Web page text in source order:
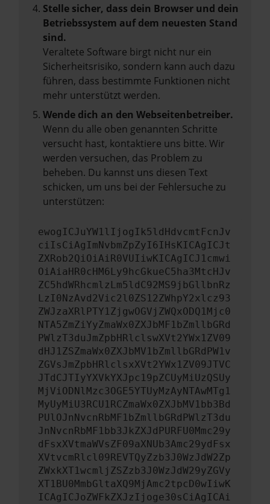
Stelle sicher, dass dein Browser und dein
Betriebssystem auf dem neuesten Stand
sind.
Veraltete Software birgt nicht nur ein
Sicherheitsrisiko, sondern kann auch dazu
führen, dass bestimmte Funktionen nicht
mehr unterstützt werden.
Wende dich an den Webseitenbetreiber.
Wenn du alle oben genannten Schritte
versucht hast, kontaktiere uns bitte. Wir
werden versuchen, das Problem zu
beheben. Du kannst uns diesen Text
schicken, um uns bei der Fehlersuche zu
unterstützen:
ewogICJuYW1lIjogIk5ldHdvcmtFcnJv
ciIsCiAgImNvbmZpZyI6IHsKICAgICJt
ZXRob2QiOiAiR0VUIiwKICAgICJ1cmwi
OiAiaHR0cHM6Ly9hcGkueC5ha3MtcHJv
ZC5hdWRhcmlzLm5ldC92MS9jbGllbnRz
LzI0NzAvd2Vic2l0ZS12ZWhpY2xlcz93
ZWJzaXRlPTY1ZjgwOGVjZWQxODQ1Mjc0
NTA5ZmZiYyZmaWx0ZXJbMF1bZmllbGRd
PWlzT3duJmZpbHRlclswXVt2YWx1ZV09
dHJ1ZSZmaWx0ZXJbMV1bZmllbGRdPW1v
ZGVsJmZpbHRlclsxXVt2YWx1ZV09JTVC
JTdCJTIyYXVkYXJpc19pZCUyMiUzQSUy
MjViODNlMzc3OGE5YTUyMzAyNTAwMTg1
MyUyMiU3RCU1RCZmaWx0ZXJbMV1bb3Bd
PUlOJnNvcnRbMF1bZmllbGRdPWlzT3du
JnNvcnRbMF1bb3JkZXJdPURFU0Mmc29y
dFsxXVtmaWVsZF09aXNUb3Amc29ydFsx
XVtvcmRlcl09REVTQyZzb3J0WzJdW2Zp
ZWxkXT1wcmljZSZzb3J0WzJdW29yZGVy
XT1BU0MmbGltaXQ9MjAmc2tpcD0wIiwK
ICAgICJoZWFkZXJzIjoge30sCiAgICAi